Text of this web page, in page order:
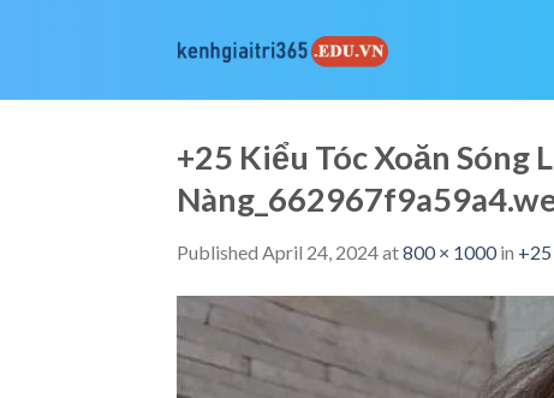
+25 Kiểu Tóc Xoăn Sóng
Published April 24, 2024at800 × 1000in